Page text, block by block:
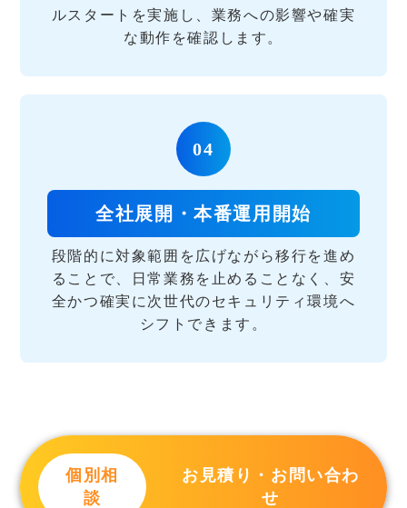
ルスタートを実施し、業務への影響や確実
な動作を確認します。
04
全社展開・本番運用開始
段階的に対象範囲を広げながら移行を進め
ることで、日常業務を止めることなく、安
全かつ確実に次世代のセキュリティ環境へ
シフトできます。
個別相
談
お見積り・お問い合わ
せ